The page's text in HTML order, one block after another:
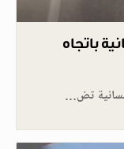
باتجاه
تض…